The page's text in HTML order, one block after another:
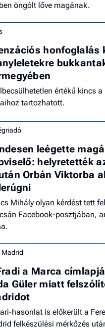
öngólt lőve magának.
honfoglalás
értékű kincs
tartozhatott.
leégette
helyretették
Orbán Viktorba
Mihály olyan kérdést tett
Facebook-posztjában,
Madrid
a Marca
Güler miatt
hasonlat is előkerült a
felkészülési mérkőzés